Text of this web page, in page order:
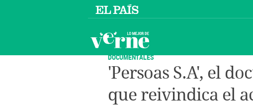
DOCUMENTALES
'Persoas S.A', el
que reivindica el